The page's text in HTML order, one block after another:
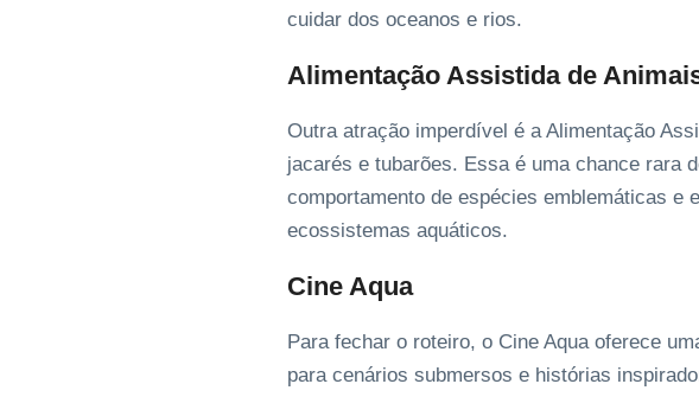
cuidar dos oceanos e rios.
Alimentação Assistida de
Outra atração imperdível é a Alimentação
jacarés e tubarões. Essa é uma chance rara
comportamento de espécies emblemáticas e
ecossistemas aquáticos.
Cine Aqua
Para fechar o roteiro, o Cine Aqua oferece
para cenários submersos e histórias